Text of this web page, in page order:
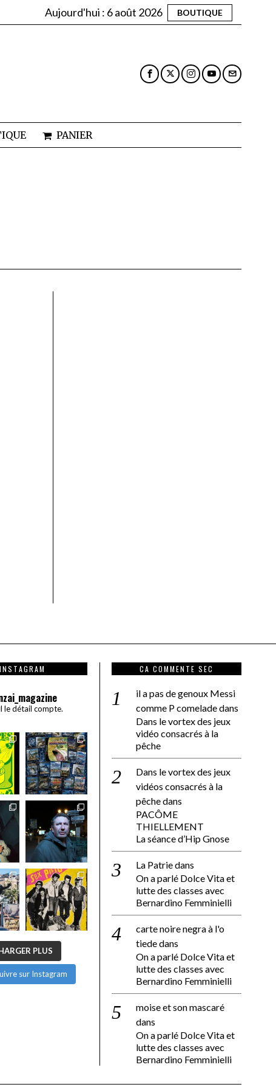
Aujourd'hui : 6 août 2026 BOUTIQUE
PANIER
INSTAGRAM
le détail compte.
PLUS
sur Instagram
CA COMMENTE SEC
il a pas de genoux Messi
comme P comeladedans
Dans le vortex des jeux
vidéo consacrés à la
pêche
Dans le vortex des jeux
vidéos consacrés à la
pêchedans
PACÔME
THIELLEMENT
La séance d’Hip Gnose
La Patriedans
On a parlé Dolce Vita et
lutte des classes avec
Bernardino Femminielli
carte noire negra à l'o
tiededans
On a parlé Dolce Vita et
lutte des classes avec
Bernardino Femminielli
moise et son mascaré
dans
On a parlé Dolce Vita et
lutte des classes avec
Bernardino Femminielli